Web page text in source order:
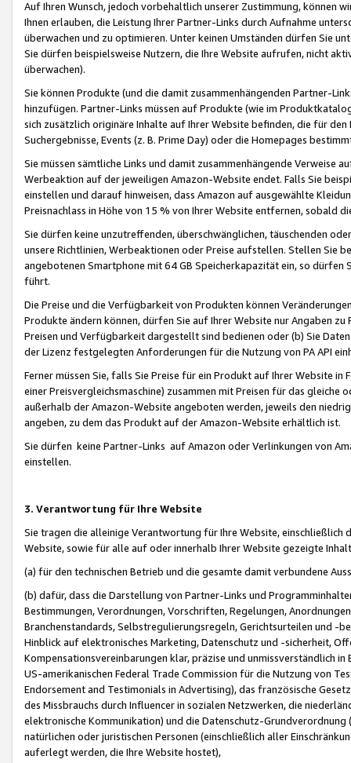
Auf Ihren Wunsch, jedoch vorbehaltlich unserer Zustimmung, können
Ihnen erlauben, die Leistung Ihrer Partner-Links durch Aufnahme
überwachen und zu optimieren. Unter keinen Umständen dürfen Sie
Sie dürfen beispielsweise Nutzern, die Ihre Website aufrufen, nicht
überwachen).
Sie können Produkte (und die damit zusammenhängenden Partner-
hinzufügen. Partner-Links müssen auf Produkte (wie im
sich zusätzlich originäre Inhalte auf Ihrer Website befinden, die für
Suchergebnisse, Events (z. B. Prime Day) oder die Homepages
Sie müssen sämtliche Links und damit zusammenhängende
Werbeaktion auf der jeweiligen Amazon-Website endet. Falls Sie
einstellen und darauf hinweisen, dass Amazon auf ausgewählte
Preisnachlass in Höhe von 15 % von Ihrer Website entfernen, sobald
Sie dürfen keine unzutreffenden, überschwänglichen, täuschenden
unsere Richtlinien, Werbeaktionen oder Preise aufstellen. Stellen Sie
angebotenen Smartphone mit 64 GB Speicherkapazität ein, so dürfen
führt.
Die Preise und die Verfügbarkeit von Produkten können
Produkte ändern können, dürfen Sie auf Ihrer Website nur Angaben
Preisen und Verfügbarkeit dargestellt sind bedienen oder (b) Sie
der Lizenz festgelegten Anforderungen für die Nutzung von PA API
Ferner müssen Sie, falls Sie Preise für ein Produkt auf Ihrer Website
einer Preisvergleichsmaschine) zusammen mit Preisen für das
außerhalb der Amazon-Website angeboten werden, jeweils den
angeben, zu dem das Produkt auf der Amazon-Website erhältlich ist.
Sie dürfen keine Partner-Links auf Amazon oder Verlinkungen von
einstellen.
3. Verantwortung für Ihre Website
Sie tragen die alleinige Verantwortung für Ihre Website,
Website, sowie für alle auf oder innerhalb Ihrer Website gezeigte
(a) für den technischen Betrieb und die gesamte damit verbundene
(b) dafür, dass die Darstellung von Partner-Links und
Bestimmungen, Verordnungen, Vorschriften, Regelungen,
Branchenstandards, Selbstregulierungsregeln, Gerichtsurteilen und -
Hinblick auf elektronisches Marketing, Datenschutz und -sicherheit,
Kompensationsvereinbarungen klar, präzise und unmissverständlich
US-amerikanischen Federal Trade Commission für die Nutzung von
Endorsement and Testimonials in Advertising), das französische
des Missbrauchs durch Influencer in sozialen Netzwerken, die
elektronische Kommunikation) und die Datenschutz-
natürlichen oder juristischen Personen (einschließlich aller
auferlegt werden, die Ihre Website hostet),